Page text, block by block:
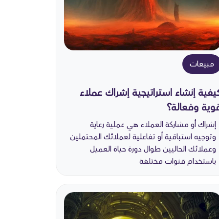
مبيعات
إنشاء استراتيجية إشراك عملاء
وفعالة؟
إشراك أو مشاركة العملاء هي عملية رعاية
وتوجيه استباقية أو تفاعلية لعملائك المحتملين
وعملائك الحاليين طوال دورة حياة العميل
باستخدام قنوات مختلفة